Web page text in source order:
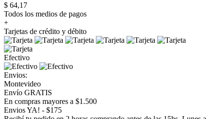
$ 64,17
Todos los medios de pagos
+
Tarjetas de crédito y débito
Efectivo
Envios:
Montevideo
Envío GRATIS
En compras mayores a $1.500
Envios YA! - $175